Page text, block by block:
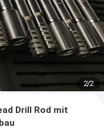
2/2
Drill Rod mit